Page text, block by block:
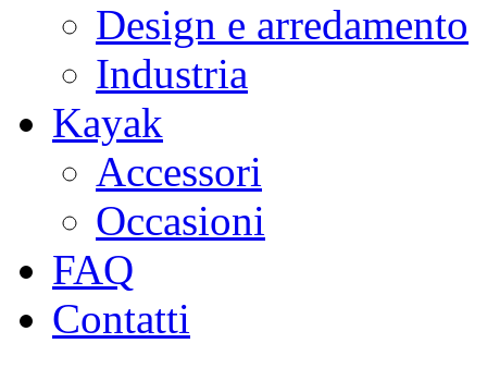
Design e arredamento
Industria
Kayak
Accessori
Occasioni
FAQ
Contatti